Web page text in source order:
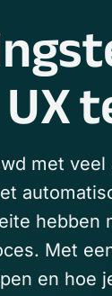
met
hebben
Met
en hoe